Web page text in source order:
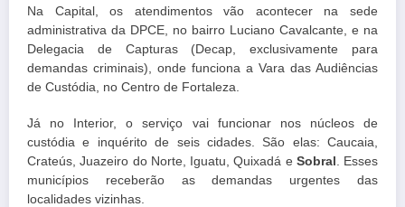
Na Capital, os atendimentos vão acontecer na sede
administrativa da DPCE, no bairro Luciano Cavalcante, e na
Delegacia de Capturas (Decap, exclusivamente para
demandas criminais), onde funciona a Vara das Audiências
de Custódia, no Centro de Fortaleza.
Já no Interior, o serviço vai funcionar nos núcleos de
custódia e inquérito de seis cidades. São elas: Caucaia,
Crateús, Juazeiro do Norte, Iguatu, Quixadá e Sobral
. Esses
municípios receberão as demandas urgentes das
localidades vizinhas.